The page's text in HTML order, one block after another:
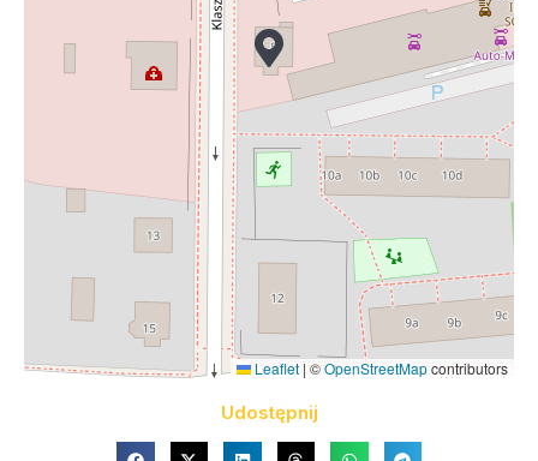
Leaflet|©OpenStreetMapcontributors
Udostępnij